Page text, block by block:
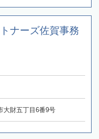
ナーズ佐賀事務
大財五丁目6番9号